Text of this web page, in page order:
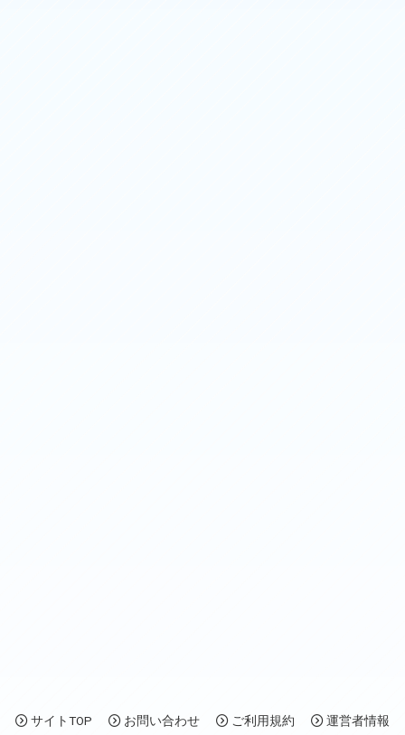
サイトTOP お問い合わせ ご利用規約 運営者情報